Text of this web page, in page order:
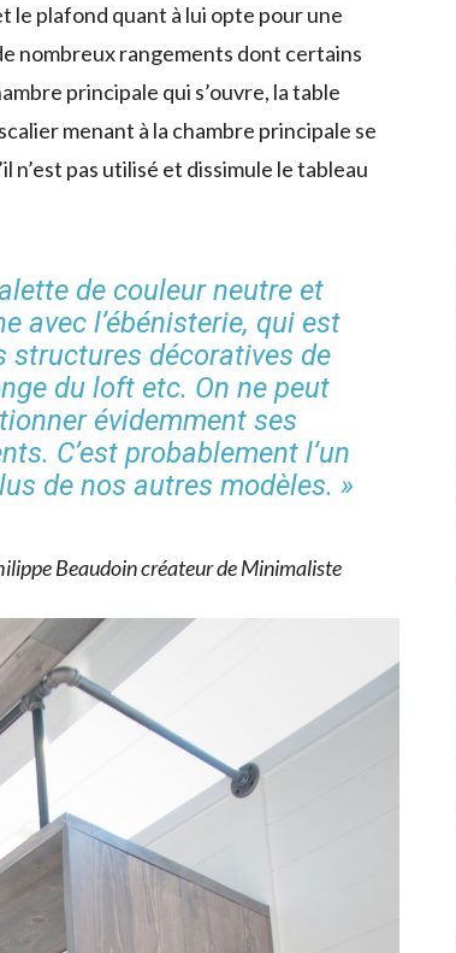
le plafond quant à lui opte pour une
nombreux rangements dont certains
principale qui s’ouvre, la table
menant à la chambre principale se
n’est pas utilisé et dissimule le tableau
de couleur neutre et
avec l’ébénisterie, qui est
structures décoratives de
du loft etc. On ne peut
évidemment ses
C’est probablement l’un
de nos autres modèles. »
Beaudoin créateur de Minimaliste